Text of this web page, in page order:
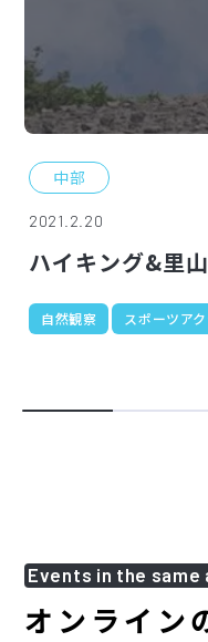
中部
2021.2.20
ハイキング&里
自然観察 スポーツア
Events in the same
オンライン